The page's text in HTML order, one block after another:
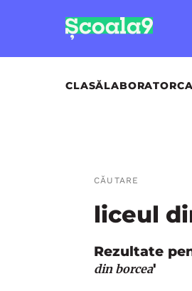
CLASĂLABORATOR
CĂUTARE
liceul
Rezultate
din borcea'